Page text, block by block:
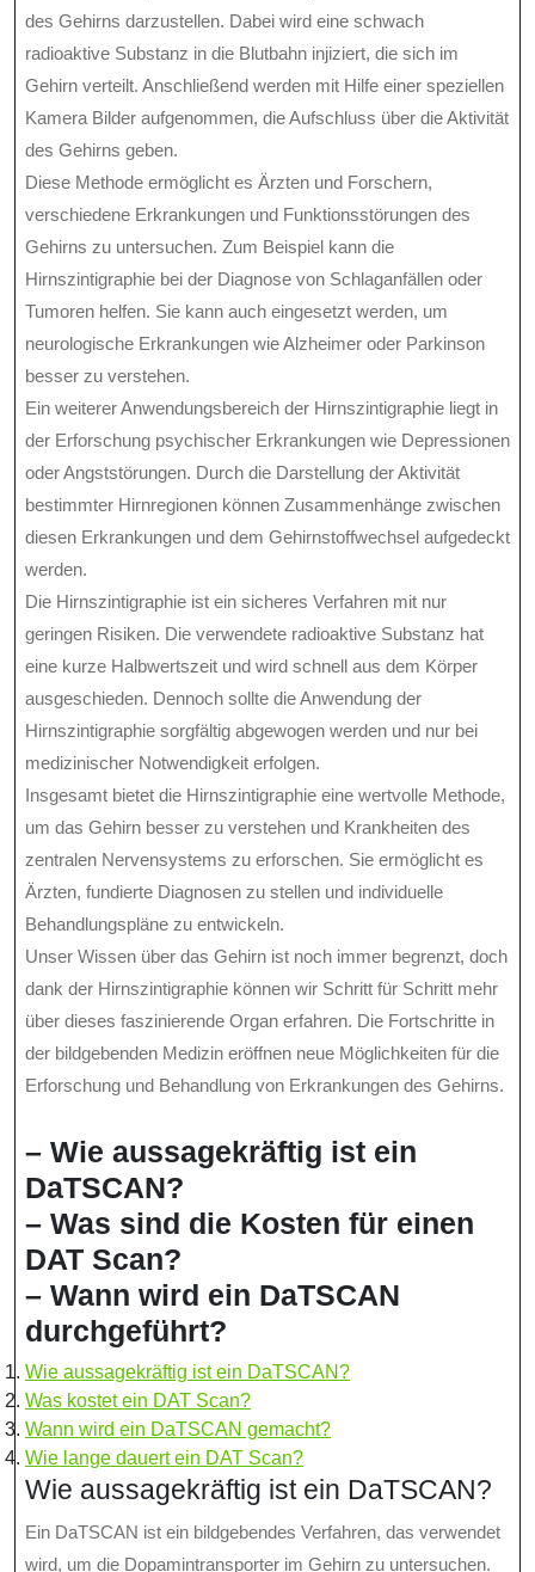
des Gehirns darzustellen. Dabei wird eine schwach
radioaktive Substanz in die Blutbahn injiziert, die sich im
Gehirn verteilt. Anschließend werden mit Hilfe einer speziellen
Kamera Bilder aufgenommen, die Aufschluss über die Aktivität
des Gehirns geben.
Diese Methode ermöglicht es Ärzten und Forschern,
verschiedene Erkrankungen und Funktionsstörungen des
Gehirns zu untersuchen. Zum Beispiel kann die
Hirnszintigraphie bei der Diagnose von Schlaganfällen oder
Tumoren helfen. Sie kann auch eingesetzt werden, um
neurologische Erkrankungen wie Alzheimer oder Parkinson
besser zu verstehen.
Ein weiterer Anwendungsbereich der Hirnszintigraphie liegt in
der Erforschung psychischer Erkrankungen wie Depressionen
oder Angststörungen. Durch die Darstellung der Aktivität
bestimmter Hirnregionen können Zusammenhänge zwischen
diesen Erkrankungen und dem Gehirnstoffwechsel aufgedeckt
werden.
Die Hirnszintigraphie ist ein sicheres Verfahren mit nur
geringen Risiken. Die verwendete radioaktive Substanz hat
eine kurze Halbwertszeit und wird schnell aus dem Körper
ausgeschieden. Dennoch sollte die Anwendung der
Hirnszintigraphie sorgfältig abgewogen werden und nur bei
medizinischer Notwendigkeit erfolgen.
Insgesamt bietet die Hirnszintigraphie eine wertvolle Methode,
um das Gehirn besser zu verstehen und Krankheiten des
zentralen Nervensystems zu erforschen. Sie ermöglicht es
Ärzten, fundierte Diagnosen zu stellen und individuelle
Behandlungspläne zu entwickeln.
Unser Wissen über das Gehirn ist noch immer begrenzt, doch
dank der Hirnszintigraphie können wir Schritt für Schritt mehr
über dieses faszinierende Organ erfahren. Die Fortschritte in
der bildgebenden Medizin eröffnen neue Möglichkeiten für die
Erforschung und Behandlung von Erkrankungen des Gehirns.
– Wie aussagekräftig ist ein
DaTSCAN?
– Was sind die Kosten für einen
DAT Scan?
– Wann wird ein DaTSCAN
durchgeführt?
Wie aussagekräftig ist ein DaTSCAN?
Was kostet ein DAT Scan?
Wann wird ein DaTSCAN gemacht?
Wie lange dauert ein DAT Scan?
Wie aussagekräftig ist ein DaTSCAN?
Ein DaTSCAN ist ein bildgebendes Verfahren, das verwendet
wird, um die Dopamintransporter im Gehirn zu untersuchen.